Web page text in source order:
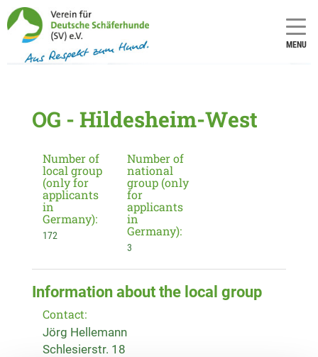
MENU
OG - Hildesheim-West
Number of
local group
(only for
applicants
in
Germany):
172
Number of
national
group (only
for
applicants
in
Germany):
3
Information about the local group
Contact:
Jörg Hellemann
Schlesierstr. 18